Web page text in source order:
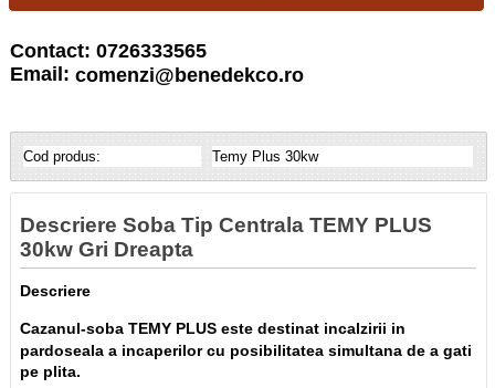
Contact: 0726333565
Email: comenzi@benedekco.ro
Cod produs: Temy Plus 30kw
Descriere Soba Tip Centrala TEMY PLUS
30kw Gri Dreapta
Descriere
Cazanul-soba TEMY PLUS este destinat incalzirii in
pardoseala a incaperilor cu posibilitatea simultana de a gati
pe plita.